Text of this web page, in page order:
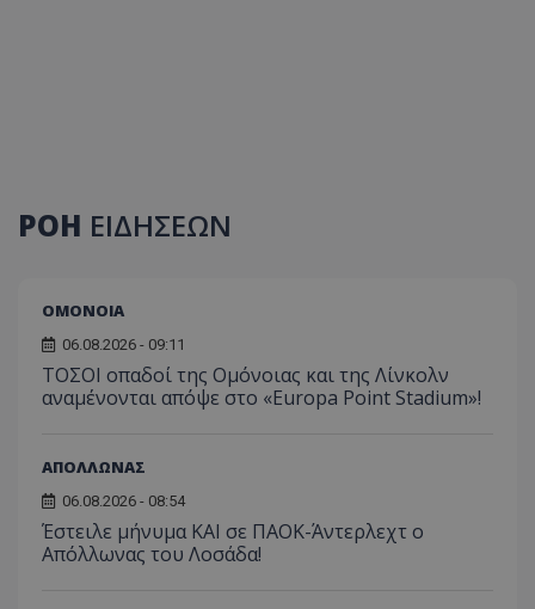
ΡΟΗ ΕΙΔΗΣΕΩΝ
ΟΜΟΝΟΙΑ
06.08.2026 - 09:11
ΤΟΣΟΙ οπαδοί της Ομόνοιας και της Λίνκολν
αναμένονται απόψε στο «Europa Point Stadium»!
ΑΠΟΛΛΩΝΑΣ
06.08.2026 - 08:54
Έστειλε μήνυμα ΚΑΙ σε ΠΑΟΚ-Άντερλεχτ ο
Απόλλωνας του Λοσάδα!